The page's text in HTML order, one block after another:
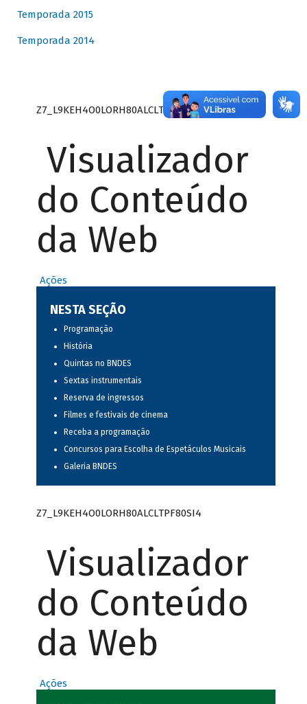
Temporada 2015
Temporada 2014
Z7_L9KEH4O0LORH80ALCLTPF80S27
Visualizador
do Conteúdo
da Web
Ações
NESTA SEÇÃO
Programação
História
Quintas no BNDES
Sextas instrumentais
Reserva de ingressos
Filmes e festivais de cinema
Receba a programação
Concursos para Escolha de Espetáculos Musicais
Galeria BNDES
Z7_L9KEH4O0LORH80ALCLTPF80SI4
Visualizador
do Conteúdo
da Web
Ações